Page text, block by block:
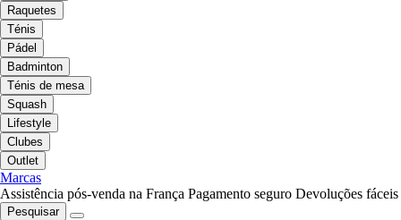
Raquetes
Ténis
Pádel
Badminton
Ténis de mesa
Squash
Lifestyle
Clubes
Outlet
Marcas
Assistência pós-venda na França Pagamento seguro Devoluções fáceis
Pesquisar